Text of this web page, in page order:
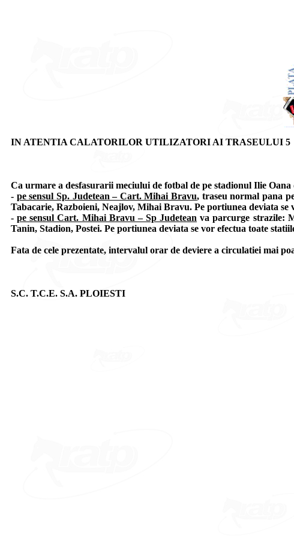
IN ATENTIA CALATORILOR UTILIZATORI AI TRASEULUI 5
Ca urmare a desfasurarii meciului de fotbal de pe stadionul Ilie
- pe sensul Sp. Judetean – Cart. Mihai Bravu, traseu normal pana
Tabacarie, Razboieni, Neajlov, Mihai Bravu. Pe portiunea deviata
-pe sensul Cart. Mihai Bravu – Sp Judetean va parcurge strazile:
Tanin, Stadion, Postei. Pe portiunea deviata se vor efectua toate
Fata de cele prezentate, intervalul orar de deviere a circulatiei mai
S.C. T.C.E. S.A. PLOIESTI